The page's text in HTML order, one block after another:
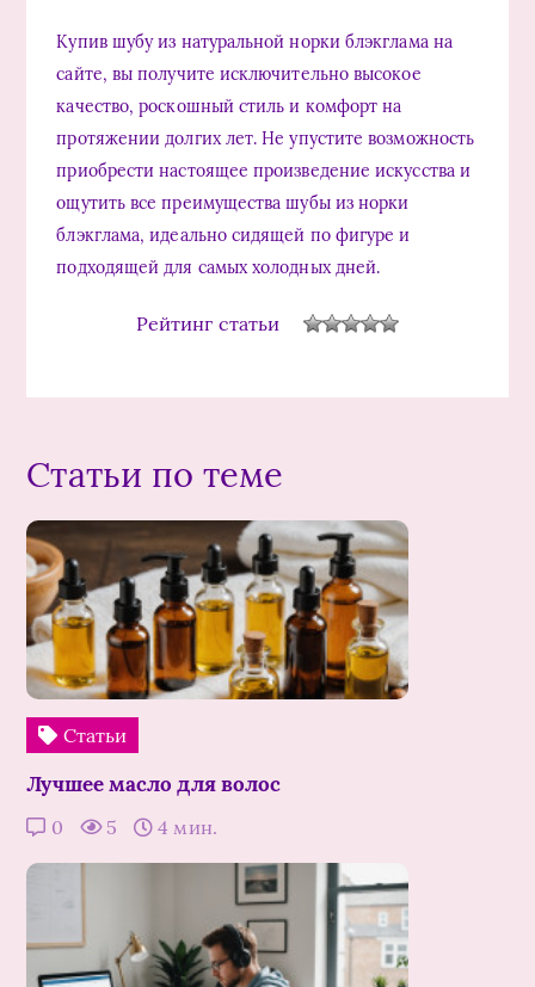
Купив шубу из натуральной норки блэкглама на
сайте, вы получите исключительно высокое
качество, роскошный стиль и комфорт на
протяжении долгих лет. Не упустите возможность
приобрести настоящее произведение искусства и
ощутить все преимущества шубы из норки
блэкглама, идеально сидящей по фигуре и
подходящей для самых холодных дней.
Рейтинг статьи
Статьи по теме
Статьи
Лучшее масло для волос
0 5 4 мин.